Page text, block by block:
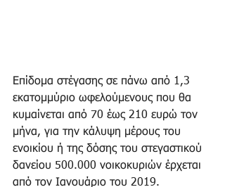
Επίδομα στέγασης σε πάνω από 1,3
εκατομμύριο ωφελούμενους που θα
κυμαίνεται από 70 έως 210 ευρώ τον
μήνα, για την κάλυψη μέρους του
ενοικίου ή της δόσης του στεγαστικού
δανείου 500.000 νοικοκυριών έρχεται
από τον Ιανουάριο του 2019.